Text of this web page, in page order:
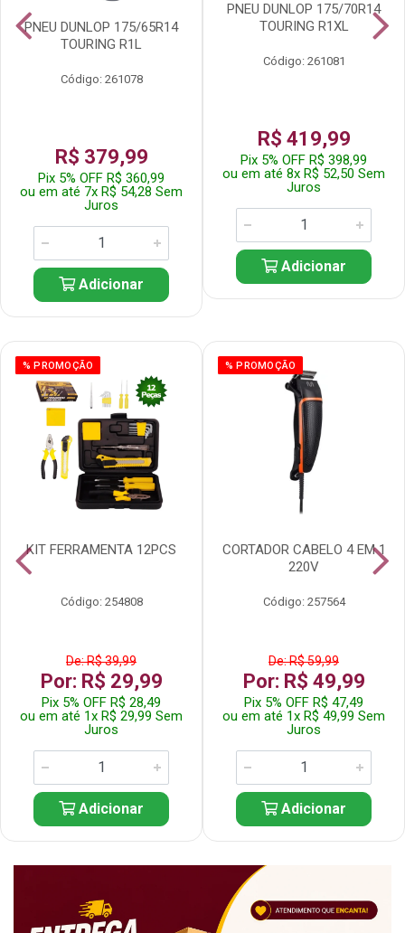
PNEU DUNLOP 175/65R14
TOURING R1L
Código: 261078
R$ 379,99
Pix 5% OFF R$ 360,99
ou em até 7x R$ 54,28 Sem
Juros
Adicionar
PNEU DUNLOP 175/70R14
TOURING R1XL
Código: 261081
R$ 419,99
Pix 5% OFF R$ 398,99
ou em até 8x R$ 52,50 Sem
Juros
Adicionar
% PROMOÇÃO
KIT FERRAMENTA 12PCS
Código: 254808
De: R$ 39,99
Por: R$ 29,99
Pix 5% OFF R$ 28,49
ou em até 1x R$ 29,99 Sem
Juros
Adicionar
% PROMOÇÃO
CORTADOR CABELO 4 EM 1
220V
Código: 257564
De: R$ 59,99
Por: R$ 49,99
Pix 5% OFF R$ 47,49
ou em até 1x R$ 49,99 Sem
Juros
Adicionar